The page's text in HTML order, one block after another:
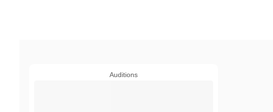
Auditions